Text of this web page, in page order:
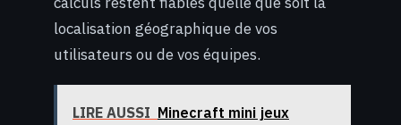
localisation géographique de vos
utilisateurs ou de vos équipes.
LIRE AUSSI Minecraft mini jeux